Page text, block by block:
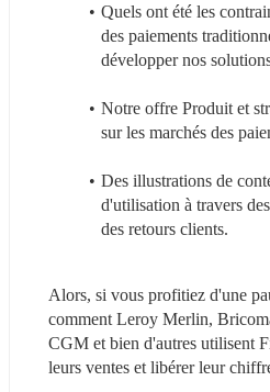
Quels ont été les
des paiements
développer nos
Notre offre Produit et
sur les marchés des
Des illustrations de
d'utilisation à travers
des retours clients.
Alors, si vous profitiez d'une
comment Leroy Merlin,
CGM et bien d'autres utilisent
leurs ventes et libérer leur